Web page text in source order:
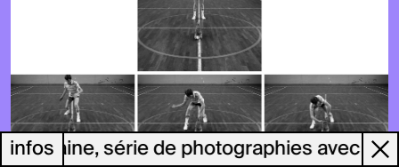
infos
humaine, série de photographies avec un